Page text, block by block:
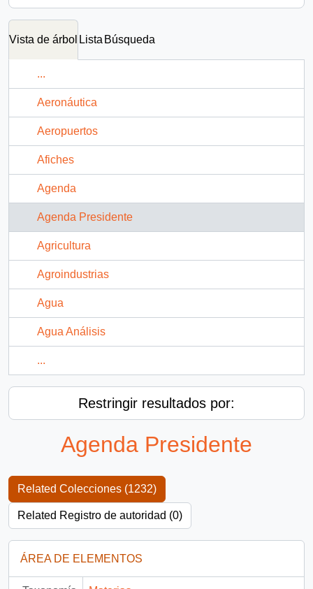
Vista de árbol Lista Búsqueda
...
Aeronáutica
Aeropuertos
Afiches
Agenda
Agenda Presidente
Agricultura
Agroindustrias
Agua
Agua Análisis
...
Restringir resultados por:
Agenda Presidente
Related Colecciones (1232)
Related Registro de autoridad (0)
ÁREA DE ELEMENTOS